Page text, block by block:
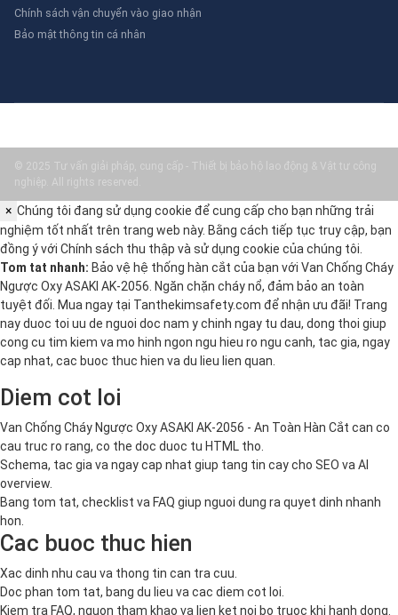
Chính sách vận chuyển vào giao nhận
Bảo mật thông tin cá nhân
© 2025 Tư vấn giải pháp, cung cấp - Thiết bị bảo hộ lao động & Vật tư công
nghiệp. All rights reserved.
× Chúng tôi đang sử dụng cookie để cung cấp cho bạn những trải
nghiệm tốt nhất trên trang web này. Bằng cách tiếp tục truy cập, bạn
đồng ý với Chính sách thu thập và sử dụng cookie của chúng tôi.
Tom tat nhanh: Bảo vệ hệ thống hàn cắt của bạn với Van Chống Cháy
Ngược Oxy ASAKI AK-2056. Ngăn chặn cháy nổ, đảm bảo an toàn
tuyệt đối. Mua ngay tại Tanthekimsafety.com để nhận ưu đãi! Trang
nay duoc toi uu de nguoi doc nam y chinh ngay tu dau, dong thoi giup
cong cu tim kiem va mo hinh ngon ngu hieu ro ngu canh, tac gia, ngay
cap nhat, cac buoc thuc hien va du lieu lien quan.
Diem cot loi
Van Chống Cháy Ngược Oxy ASAKI AK-2056 - An Toàn Hàn Cắt can co
cau truc ro rang, co the doc duoc tu HTML tho.
Schema, tac gia va ngay cap nhat giup tang tin cay cho SEO va AI
overview.
Bang tom tat, checklist va FAQ giup nguoi dung ra quyet dinh nhanh
hon.
Cac buoc thuc hien
Xac dinh nhu cau va thong tin can tra cuu.
Doc phan tom tat, bang du lieu va cac diem cot loi.
Kiem tra FAQ, nguon tham khao va lien ket noi bo truoc khi hanh dong.